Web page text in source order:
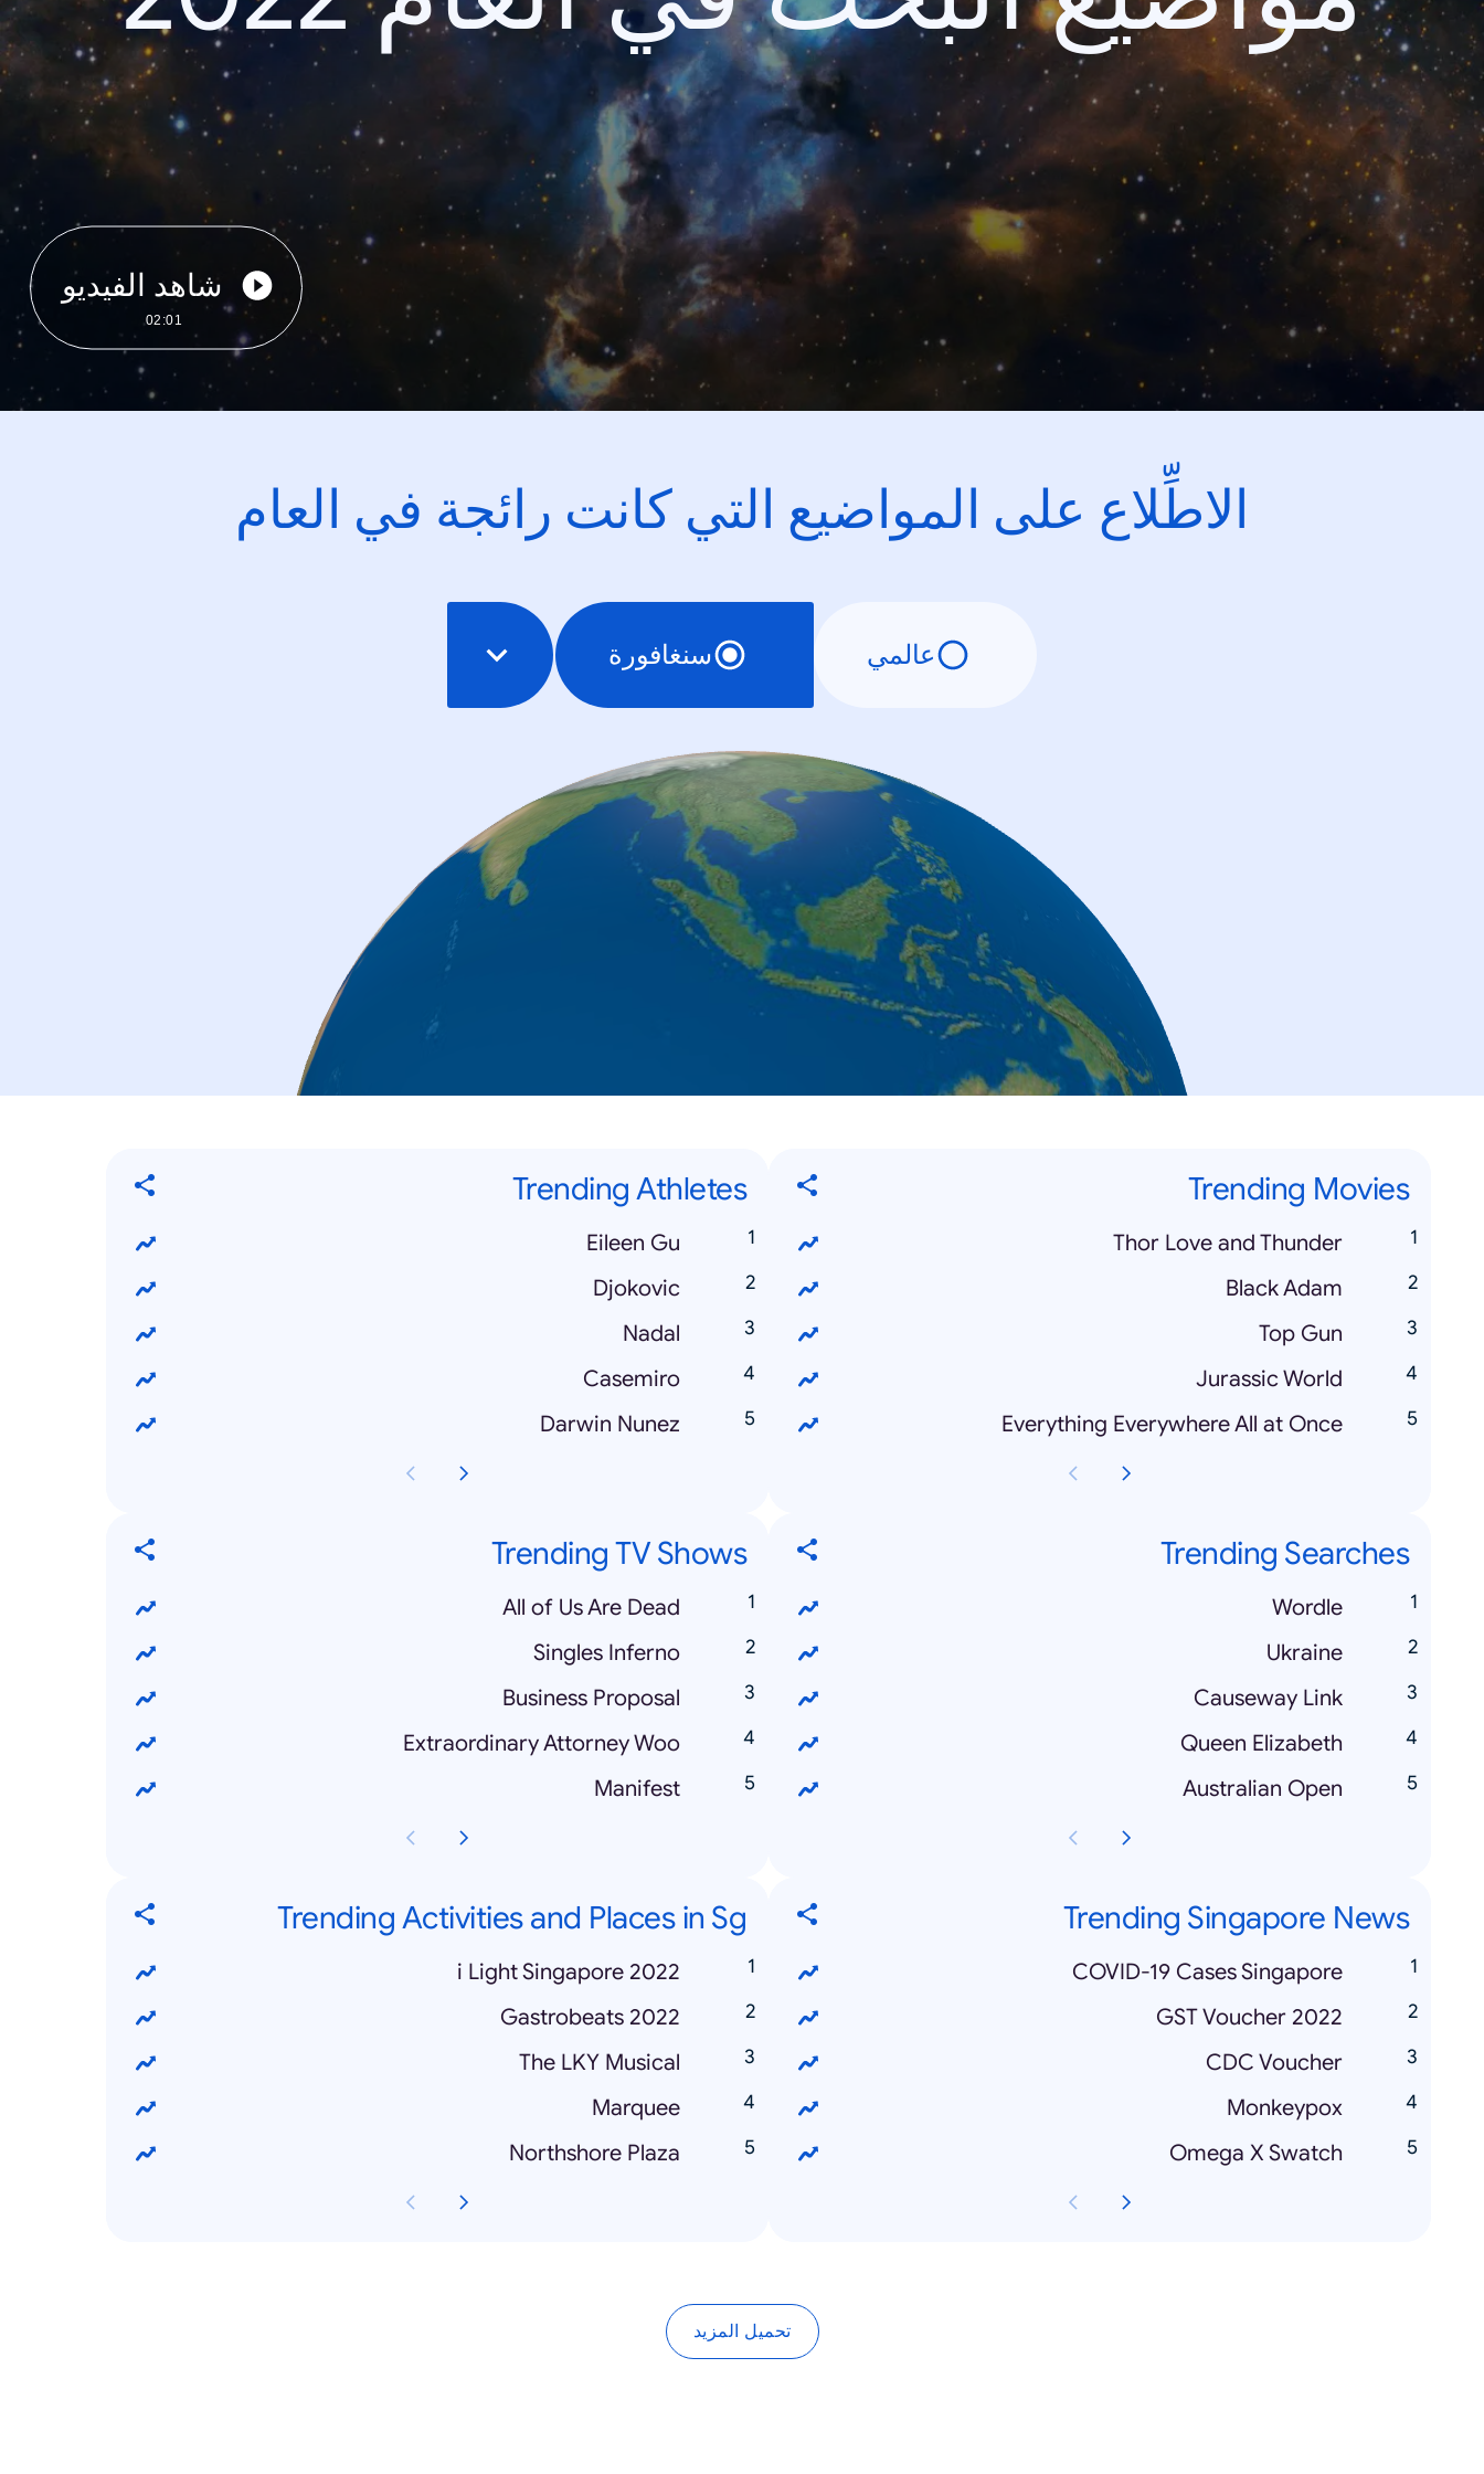
شاهد الفيديو
02:01
الاطِّلاع على المواضيع التي كانت رائجة في العام
عالمي سنغافورة
Trending Movies
Thor Love and Thunder
Black Adam
Top Gun
Jurassic World
Everything Everywhere All at Once
Trending Athletes
Eileen Gu
Djokovic
Nadal
Casemiro
Darwin Nunez
Trending Searches
Wordle
Ukraine
Causeway Link
Queen Elizabeth
Australian Open
Trending TV Shows
All of Us Are Dead
Singles Inferno
Business Proposal
Extraordinary Attorney Woo
Manifest
Trending Singapore News
COVID-19 Cases Singapore
GST Voucher 2022
CDC Voucher
Monkeypox
Omega X Swatch
Trending Activities and Places in Sg
i Light Singapore 2022
Gastrobeats 2022
The LKY Musical
Marquee
Northshore Plaza
تحميل المزيد